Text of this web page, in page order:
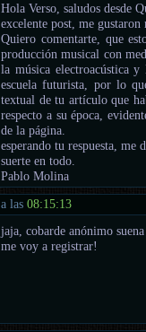
Hola Verso, saludos desde
excelente post, me
Quiero comentarte, que
producción musical con
la música electroacústica
escuela futurista, por lo
textual de tu artículo que
respecto a su época,
de la página.
esperando tu respuesta, me
suerte en todo.
Pablo Molina
a las08:15:13
jaja, cobarde anónimo
me voy a registrar!